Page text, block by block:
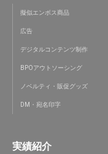
擬似エンボス商品
広告
デジタルコンテンツ制作
BPOアウトソーシング
ノベルティ・販促グッズ
DM・宛名印字
実績紹介